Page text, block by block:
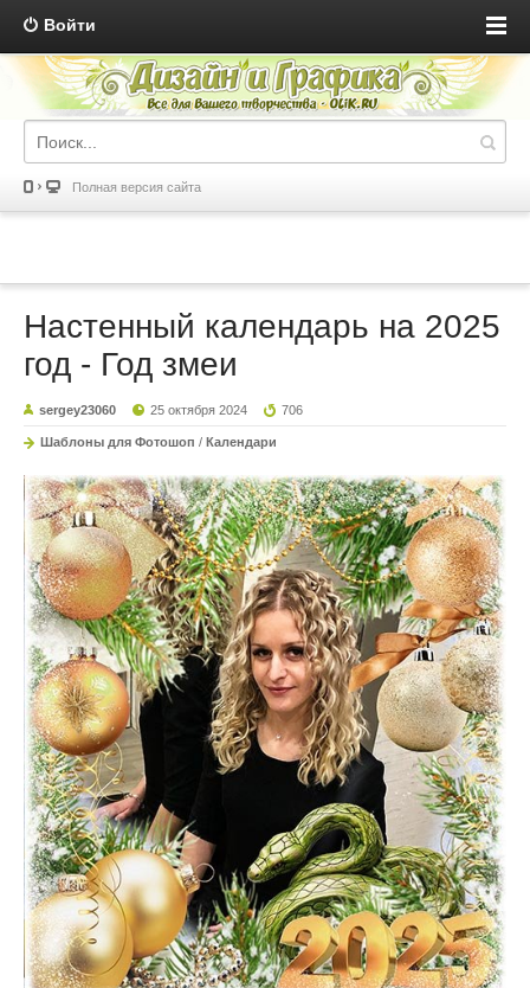
Войти
Полная версия сайта
Настенный календарь на 2025
год - Год змеи
sergey23060 25 октября 2024 706
Шаблоны для Фотошоп / Календари